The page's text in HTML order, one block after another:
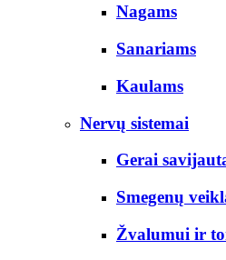
Nagams
Sanariams
Kaulams
Nervų sistemai
Gerai
Smegenų
Žvalumui ir